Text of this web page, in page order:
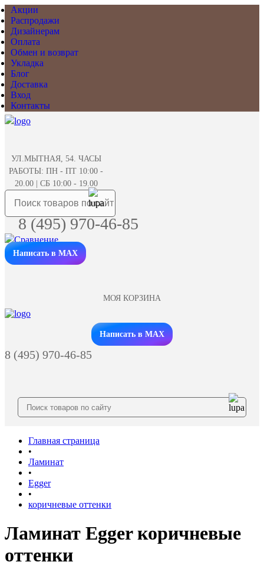
Акции
Распродажи
Дизайнерам
Оплата
Обмен и возврат
Укладка
Блог
Доставка
Вход
Контакты
УЛ.МЫТНАЯ, 54. ЧАСЫ
РАБОТЫ: ПН - ПТ 10:00 -
20.00 | СБ 10:00 - 19.00
8 (495) 970-46-85
Написать в MAX
МОЯ КОРЗИНА
Заказать звонок
Написать в MAX
8 (495) 970-46-85
Главная страница
•
Ламинат
•
Egger
•
коричневые оттенки
Ламинат Egger коричневые
оттенки